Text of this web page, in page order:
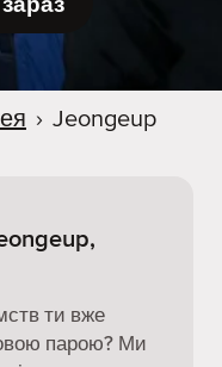
› Jeongeup
ти вже
парою? Ми